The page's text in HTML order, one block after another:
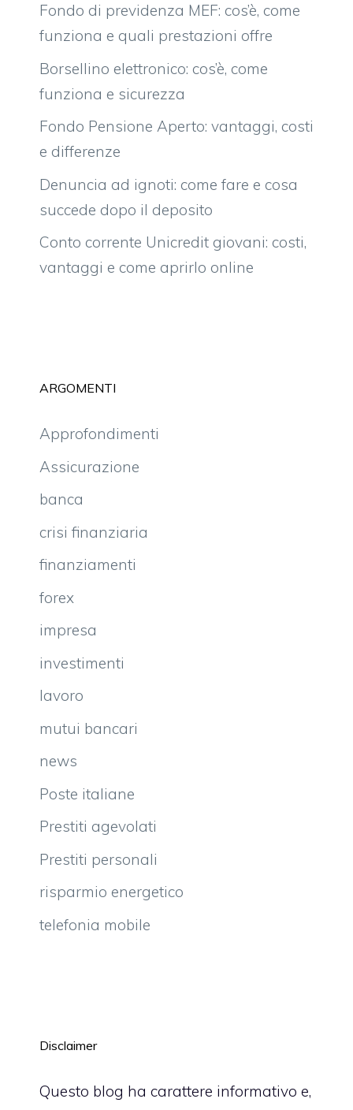
Fondo di previdenza MEF: cos’è, come
funziona e quali prestazioni offre
Borsellino elettronico: cos’è, come
funziona e sicurezza
Fondo Pensione Aperto: vantaggi, costi
e differenze
Denuncia ad ignoti: come fare e cosa
succede dopo il deposito
Conto corrente Unicredit giovani: costi,
vantaggi e come aprirlo online
ARGOMENTI
Approfondimenti
Assicurazione
banca
crisi finanziaria
finanziamenti
forex
impresa
investimenti
lavoro
mutui bancari
news
Poste italiane
Prestiti agevolati
Prestiti personali
risparmio energetico
telefonia mobile
Disclaimer
Questo blog ha carattere informativo e,